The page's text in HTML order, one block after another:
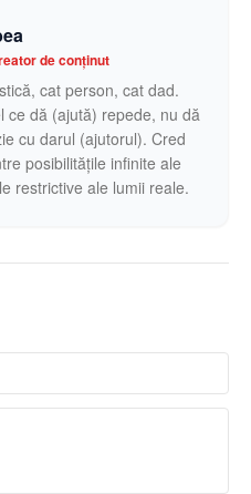
de conținut
cat person, cat dad.
ce dă (ajută) repede, nu dă
cu darul (ajutorul). Cred
posibilitățile infinite ale
restrictive ale lumii reale.